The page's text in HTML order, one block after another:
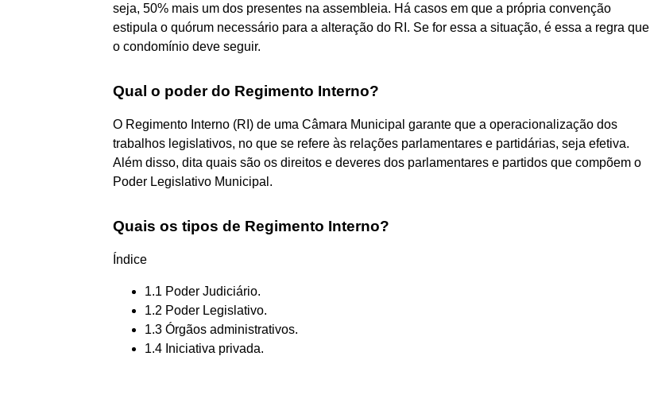
seja, 50% mais um dos presentes na assembleia. Há casos em que a própria convenção
estipula o quórum necessário para a alteração do RI. Se for essa a situação, é essa a regra que
o condomínio deve seguir.
Qual o poder do Regimento Interno?
O Regimento Interno (RI) de uma Câmara Municipal garante que a operacionalização dos
trabalhos legislativos, no que se refere às relações parlamentares e partidárias, seja efetiva.
Além disso, dita quais são os direitos e deveres dos parlamentares e partidos que compõem o
Poder Legislativo Municipal.
Quais os tipos de Regimento Interno?
Índice
1.1 Poder Judiciário.
1.2 Poder Legislativo.
1.3 Órgãos administrativos.
1.4 Iniciativa privada.